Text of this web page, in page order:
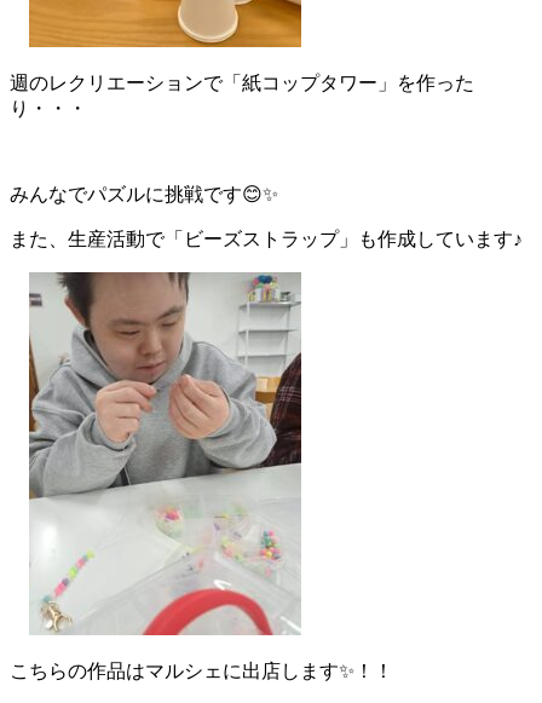
週のレクリエーションで「紙コップタワー」を作った
り・・・
みんなでパズルに挑戦です😊✨
また、生産活動で「ビーズストラップ」も作成しています♪
こちらの作品はマルシェに出店します✨！！